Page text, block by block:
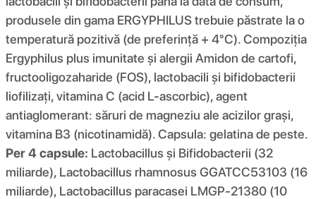
produsele din gama ERGYPHILUS trebuie păstrate la o
temperatură pozitivă (de preferință + 4°C). Compoziția
Ergyphilus plus imunitate și alergii Amidon de cartofi,
fructooligozaharide (FOS), lactobacili și bifidobacterii
liofilizați, vitamina C (acid L-ascorbic), agent
antiaglomerant: săruri de magneziu ale acizilor grași,
vitamina B3 (nicotinamidă). Capsula: gelatina de peste.
Per 4 capsule: Lactobacillus și Bifidobacterii (32
miliarde), Lactobacillus rhamnosus GGATCC53103 (16
miliarde), Lactobacillus paracasei LMGP-21380 (10